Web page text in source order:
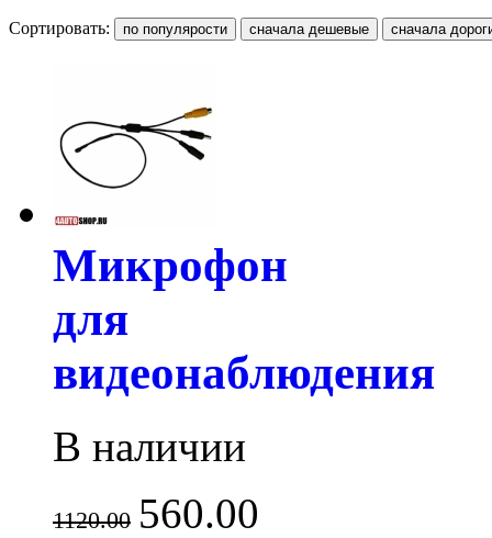
Сортировать:
Микрофон
для
видеонаблюдения
В наличии
1120.00 560.00